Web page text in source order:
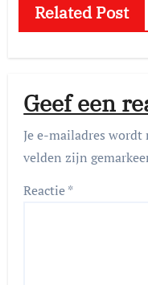
Related Post
Geef een
Je e-mailadres
velden zijn
Reactie*